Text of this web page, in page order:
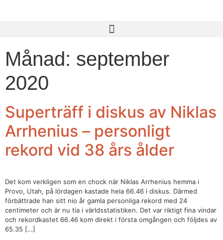
Månad: september
2020
Superträff i diskus av Niklas
Arrhenius – personligt
rekord vid 38 års ålder
Det kom verkligen som en chock när Niklas Arrhenius hemma i
Provo, Utah, på lördagen kastade hela 66.46 i diskus. Därmed
förbättrade han sitt nio år gamla personliga rekord med 24
centimeter och är nu tia i världsstatistiken. Det var riktigt fina vindar
och rekordkastet 66.46 kom direkt i första omgången och följdes av
65.35 […]